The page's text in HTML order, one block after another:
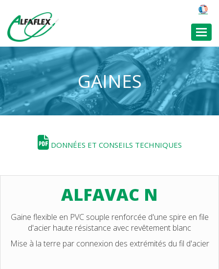
GAINES
DONNÉES ET CONSEILS TECHNIQUES
ALFAVAC N
Gaine flexible en PVC souple renforcée d'une spire en file
d'acier haute résistance avec revêtement blanc
Mise à la terre par connexion des extrémités du fil d'acier